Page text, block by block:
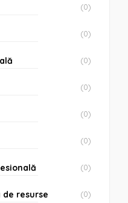
(0)
(0)
(0)
(0)
(0)
(0)
(0)
resurse (0)